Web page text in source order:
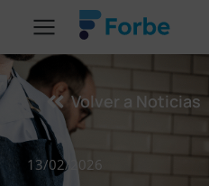
Volver a Noticias
13/02/2026